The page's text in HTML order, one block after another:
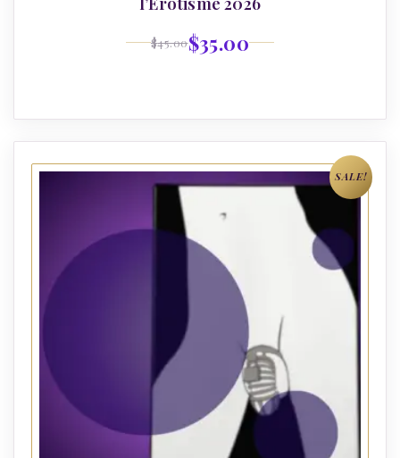
$45.00$35.00
SALE!